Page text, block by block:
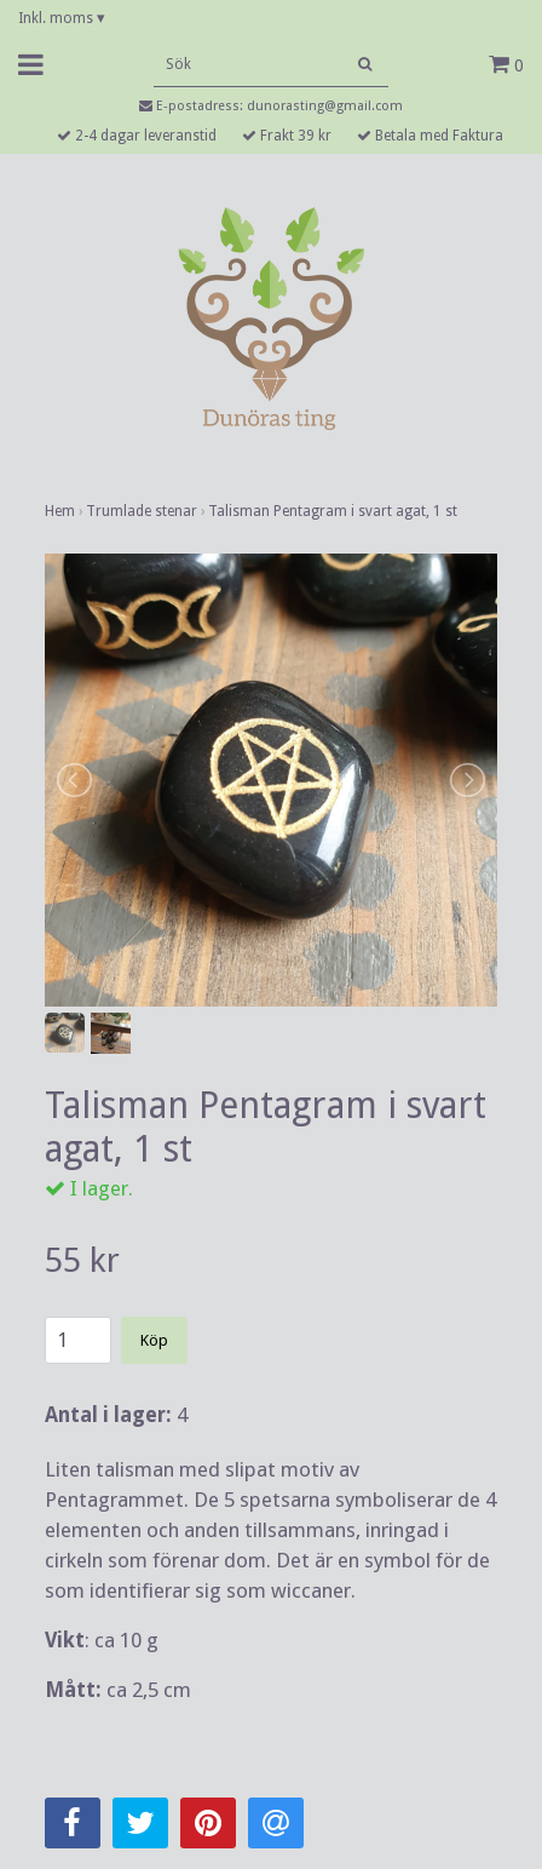
Inkl. moms ▾
0
E-postadress: dunorasting@gmail.com
2-4 dagar leveranstid Frakt 39 kr Betala med Faktura
Hem › Trumlade stenar › Talisman Pentagram i svart agat, 1 st
Talisman Pentagram i svart
agat, 1 st
I lager.
55 kr
Köp
Antal i lager: 4
Liten talisman med slipat motiv av
Pentagrammet. De 5 spetsarna symboliserar de 4
elementen och anden tillsammans, inringad i
cirkeln som förenar dom. Det är en symbol för de
som identifierar sig som wiccaner.
Vikt: ca 10 g
Mått: ca 2,5 cm